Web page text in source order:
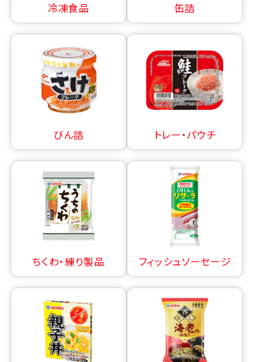
冷凍食品 缶詰
びん詰 トレー・パウチ
ちくわ・練り製品 フィッシュソーセージ